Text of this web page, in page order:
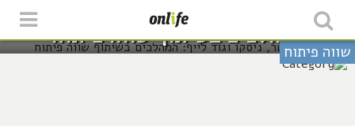
שווה פיתוח
דיזינגוף סנטר, ניסקו וגוד לייף:
המהלכים בשיתוף שווה פיתוח